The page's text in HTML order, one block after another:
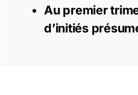
Au premier
d’initiés